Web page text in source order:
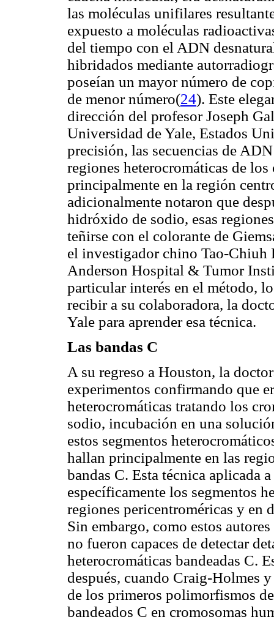
las moléculas unifilares
expuesto a moléculas
del tiempo con el ADN
hibridados mediante
poseían un mayor número de
de menor número(24). Este
dirección del profesor Joseph
Universidad de Yale, Estados
precisión, las secuencias de
regiones heterocromáticas de
principalmente en la región
adicionalmente notaron que
hidróxido de sodio, esas
teñirse con el colorante de
el investigador chino Tao-
Anderson Hospital & Tumor
particular interés en el método,
recibir a su colaboradora, la
Yale para aprender esa técnica.
Las bandas C
A su regreso a Houston, la
experimentos confirmando que
heterocromáticas tratando los
sodio, incubación en una
estos segmentos
hallan principalmente en las
bandas C. Esta técnica aplicada
específicamente los segmentos
regiones pericentroméricas y en
Sin embargo, como estos
no fueron capaces de detectar
heterocromáticas bandeadas C.
después, cuando Craig-Holmes
de los primeros polimorfismos
bandeados C en cromosomas